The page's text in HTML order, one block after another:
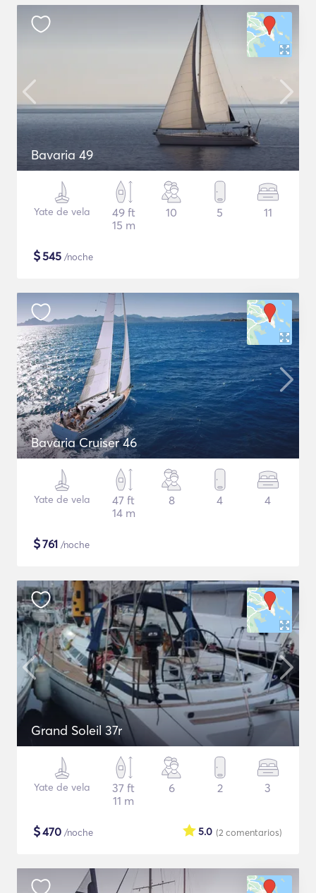
Bavaria 49
Yate de vela
49 ft
15 m
10 5 11
$545 /noche
Bavaria Cruiser 46
Yate de vela
47 ft
14 m
8 4 4
$761 /noche
Grand Soleil 37r
Yate de vela
37 ft
11 m
6 2 3
$470 /noche (2 comentarios)
5.0